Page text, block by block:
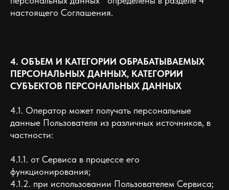
настоящего Соглашения.
4. ОБЪЕМ И КАТЕГОРИИ ОБРАБАТЫВАЕМЫХ
ПЕРСОНАЛЬНЫХ ДАННЫХ, КАТЕГОРИИ
СУБЪЕКТОВ ПЕРСОНАЛЬНЫХ ДАННЫХ
4.1. Оператор может получать персональные
данные Пользователя из различных источников, в
частности:
4.1.1. от Сервиса в процессе его
функционирования;
4.1.2. при использовании Пользователем Сервиса;